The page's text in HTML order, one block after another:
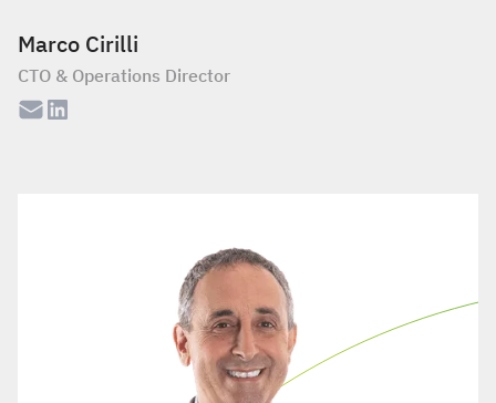
Marco Cirilli
CTO & Operations Director